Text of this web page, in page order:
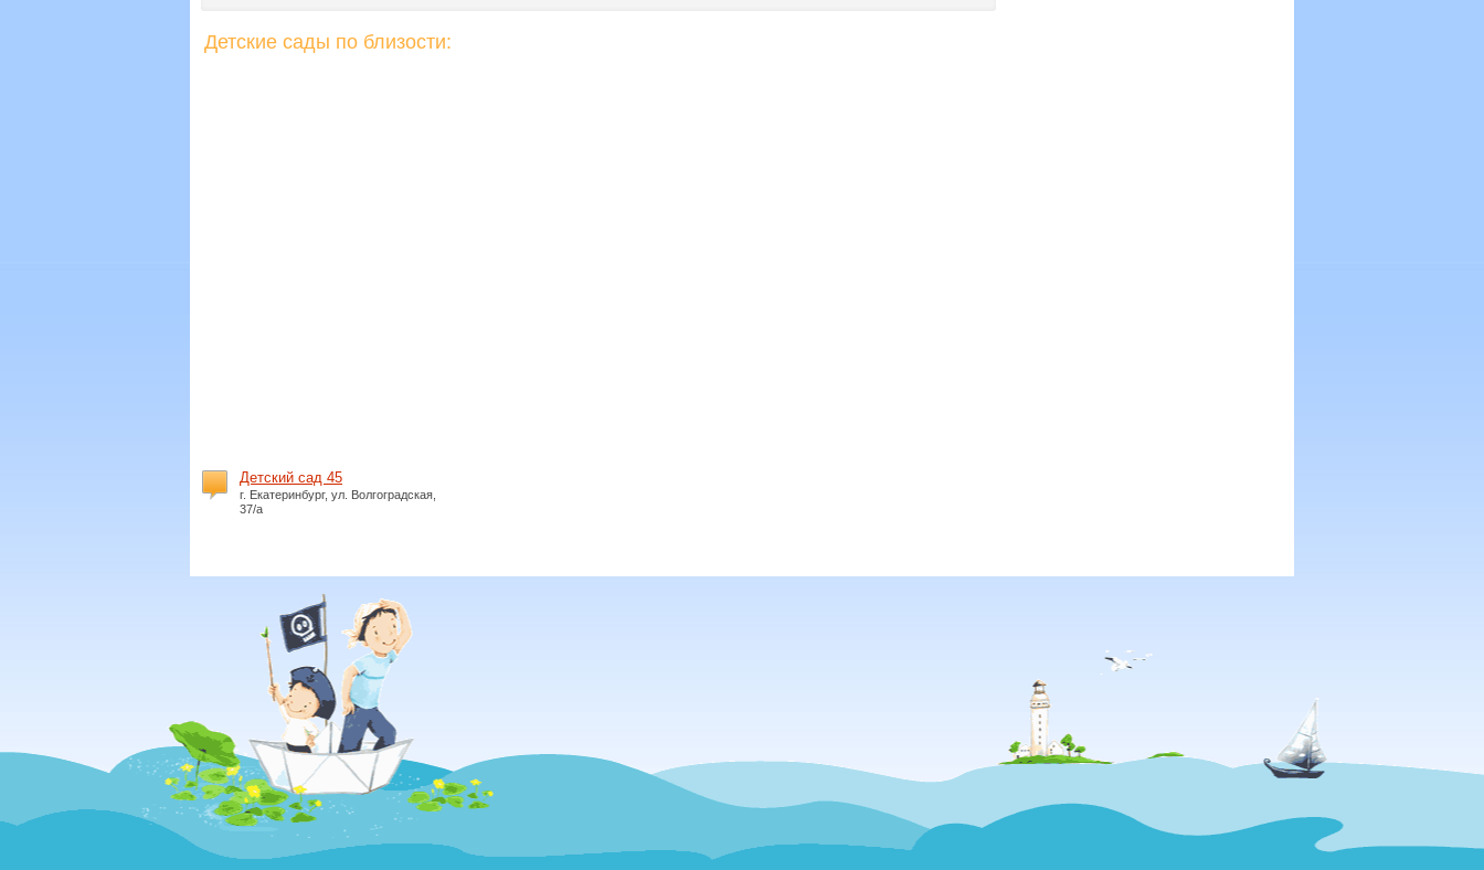
Детские сады по близости:
Детский сад 45
г. Екатеринбург, ул. Волгоградская,
37/а